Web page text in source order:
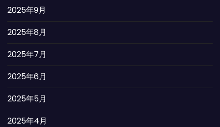
2025年9月
2025年8月
2025年7月
2025年6月
2025年5月
2025年4月